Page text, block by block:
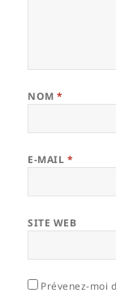
NOM*
E-MAIL *
SITE WEB
Prévenez-moi